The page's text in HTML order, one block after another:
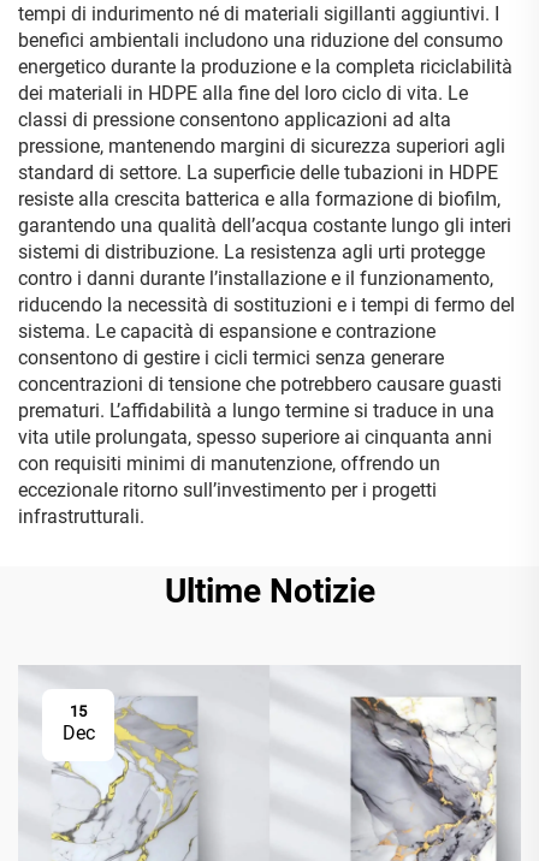
tempi di indurimento né di materiali sigillanti aggiuntivi. I
benefici ambientali includono una riduzione del consumo
energetico durante la produzione e la completa riciclabilità
dei materiali in HDPE alla fine del loro ciclo di vita. Le
classi di pressione consentono applicazioni ad alta
pressione, mantenendo margini di sicurezza superiori agli
standard di settore. La superficie delle tubazioni in HDPE
resiste alla crescita batterica e alla formazione di biofilm,
garantendo una qualità dell’acqua costante lungo gli interi
sistemi di distribuzione. La resistenza agli urti protegge
contro i danni durante l’installazione e il funzionamento,
riducendo la necessità di sostituzioni e i tempi di fermo del
sistema. Le capacità di espansione e contrazione
consentono di gestire i cicli termici senza generare
concentrazioni di tensione che potrebbero causare guasti
prematuri. L’affidabilità a lungo termine si traduce in una
vita utile prolungata, spesso superiore ai cinquanta anni
con requisiti minimi di manutenzione, offrendo un
eccezionale ritorno sull’investimento per i progetti
infrastrutturali.
Ultime Notizie
15
Dec